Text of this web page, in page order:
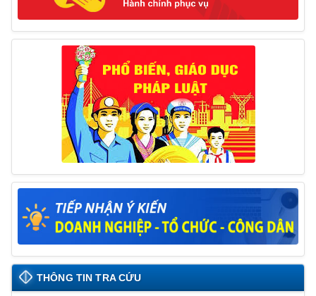
Thông báo đăng ký tiếp công dân định kỳ đợt 01
tháng 6/2025 của Chủ tịch UBND huyện
26/05/2025
THÔNG TIN TRA CỨU